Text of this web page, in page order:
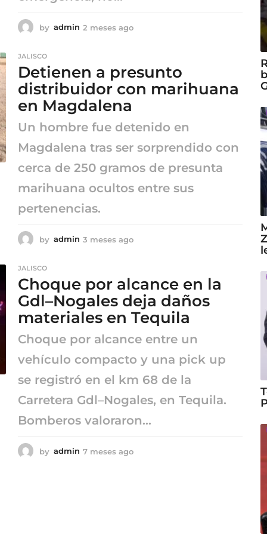
by admin 2 meses ago
e
s
a
JALISCO
Detienen a presunto
distribuidor con marihuana
en Magdalena
Un hombre fue detenido en
Magdalena tras ser sorprendido con
cerca de 250 gramos de presunta
marihuana ocultos entre sus
pertenencias.
by admin 3 meses ago
e
s
a
JALISCO
Choque por alcance en la
Gdl–Nogales deja daños
materiales en Tequila
Choque por alcance entre un
vehículo compacto y una pick up
se registró en el km 68 de la
Carretera Gdl–Nogales, en Tequila.
Bomberos valoraron...
by admin 7 meses ago